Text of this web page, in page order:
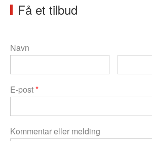
Få et tilbud
Navn
E-post*
Kommentar eller melding